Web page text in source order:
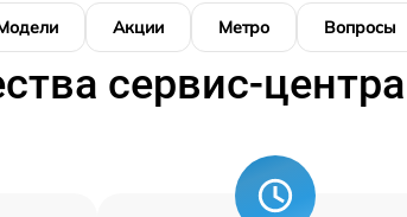
Акции Метро Вопросы
сервис-центра